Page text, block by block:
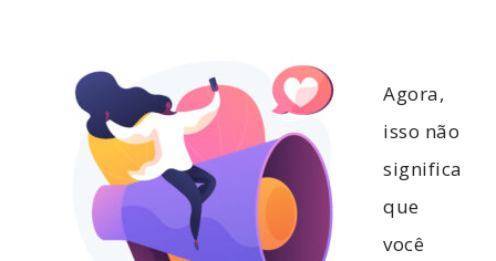
Agora,
isso não
significa
que
você